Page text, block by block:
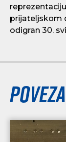
prijateljskom
odigran 30.